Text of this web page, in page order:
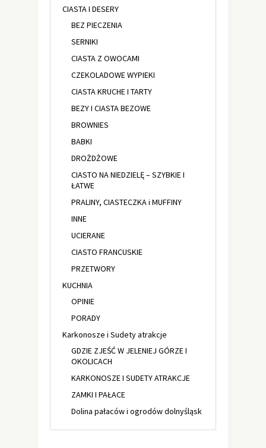
CIASTA I DESERY
BEZ PIECZENIA
SERNIKI
CIASTA Z OWOCAMI
CZEKOLADOWE WYPIEKI
CIASTA KRUCHE I TARTY
BEZY I CIASTA BEZOWE
BROWNIES
BABKI
DROŻDŻOWE
CIASTO NA NIEDZIELĘ – SZYBKIE I
ŁATWE
PRALINY, CIASTECZKA i MUFFINY
INNE
UCIERANE
CIASTO FRANCUSKIE
PRZETWORY
KUCHNIA
OPINIE
PORADY
Karkonosze i Sudety atrakcje
GDZIE ZJEŚĆ W JELENIEJ GÓRZE I
OKOLICACH
KARKONOSZE I SUDETY ATRAKCJE
ZAMKI I PAŁACE
Dolina pałaców i ogrodów dolnyśląsk